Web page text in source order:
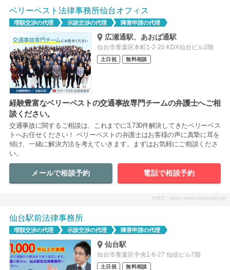
ベリーベスト法律事務所仙台オフィス
増額交渉の代理 示談交渉の代理 障害申請の代理
広瀬通駅、あおば通駅
仙台市青葉区本町1-2-20 KDX仙台ビル2階
土日祝 無料相談
経験豊富なベリーベストの交通事故専門チームの弁護士へご相
談ください。
交通事故に関するご相談は、これまでに3,730件解決してきたベリーベス
トへお任せください！ ベリーベストの弁護士はお客様の声に真摯に耳を
傾け、一緒に解決方法を考えていきます。まずはお気軽にご相談くださ
い。
メールで相談予約 電話で相談予約
引用元：https://www.koutsujiko.jp/
仙台駅前法律事務所
増額交渉の代理 示談交渉の代理 障害申請の代理
仙台駅
仙台市青葉区中央1-6-27 仙信ビル7階
土日祝 無料相談